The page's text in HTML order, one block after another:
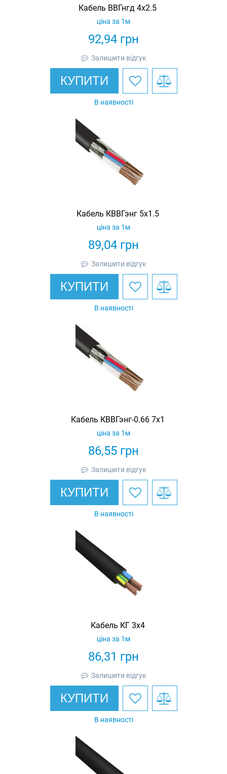
Кабель ВВГнгд 4х2.5
92,94 грн
ціна за 1м
Залишити відгук
КУПИТИ
В наявності
Кабель КВВГэнг 5х1.5
89,04 грн
ціна за 1м
Залишити відгук
КУПИТИ
В наявності
Кабель КВВГэнг-0.66 7х1
86,55 грн
ціна за 1м
Залишити відгук
КУПИТИ
В наявності
Кабель КГ 3х4
86,31 грн
ціна за 1м
Залишити відгук
КУПИТИ
В наявності